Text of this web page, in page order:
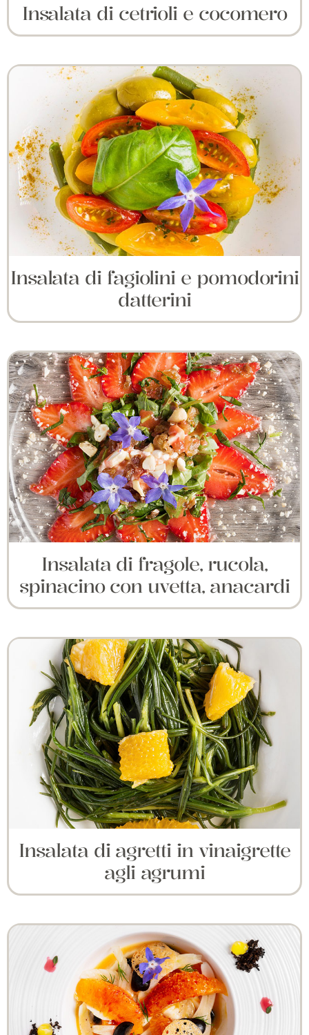
Insalata di cetrioli e cocomero
Insalata di fagiolini e pomodorini
datterini
Insalata di fragole, rucola,
spinacino con uvetta, anacardi
Insalata di agretti in vinaigrette
agli agrumi